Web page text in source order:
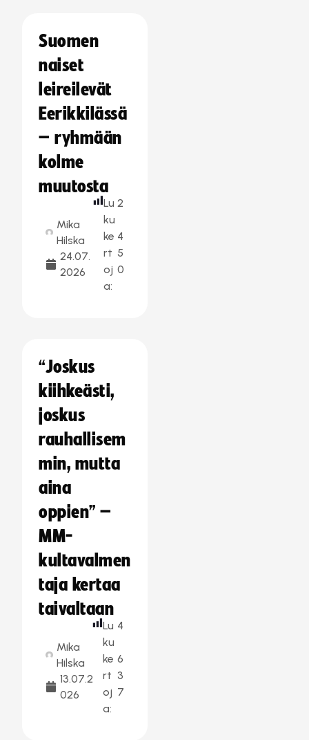
Suomen
naiset
leireilevät
Eerikkilässä
– ryhmään
kolme
muutosta
Mika
Hilska
24.07.
2026
Lu
ku
ke
rt
oj
a:
2
4
5
0
“Joskus
kiihkeästi,
joskus
rauhallisem
min, mutta
aina
oppien” –
MM-
kultavalmen
taja kertaa
taivaltaan
Mika
Hilska
13.07.2
026
Lu
ku
ke
rt
oj
a:
4
6
3
7